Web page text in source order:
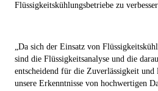
Flüssigkeitskühlungsbetriebe zu
„Da sich der Einsatz von
sind die Flüssigkeitsanalyse und die
entscheidend für die Zuverlässigkeit und
unsere Erkenntnisse von hochwertigen